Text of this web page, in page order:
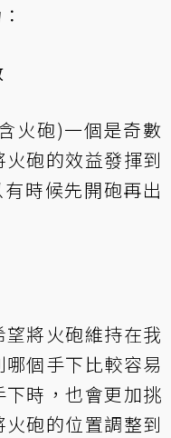
火砲)一個是奇數
砲的效益發揮到
時候先開砲再出
將火砲維持在我
個手下比較容易
時，也會更加挑
砲的位置調整到